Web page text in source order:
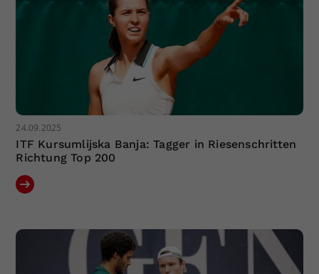
24.09.2025
ITF Kursumlijska Banja: Tagger in Riesenschritten
Richtung Top 200